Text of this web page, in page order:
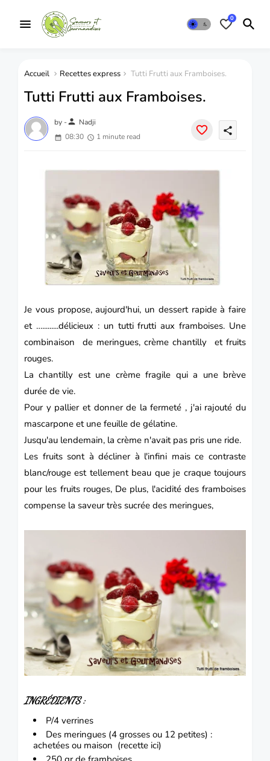
0
Accueil Recettes express Tutti Frutti aux Framboises.
Tutti Frutti aux Framboises.
by -person Nadji
08:30
1 minute read
share
Je vous propose, aujourd'hui, un dessert rapide à faire
et ….........délicieux : un tutti frutti auxframboises. Une
combinaison de meringues, crème chantilly et fruits
rouges.
Lachantilly est une crème fragile qui a une brève
durée de vie.
Pour y pallier et donner de la fermeté , j'ai rajouté du
mascarpone et une feuille de gélatine.
Jusqu'au lendemain, la crème n'avait pas pris une ride.
Les fruits sont à décliner à l'infini mais ce contraste
blanc/rouge est tellement beau que je craque toujours
pour les fruits rouges, De plus, l'acidité des framboises
compense la saveur très sucrée des meringues,
INGRÉDIENTS :
P/4 verrines
Des meringues (4 grosses ou 12 petites) :
achetées ou maison (recette ici)